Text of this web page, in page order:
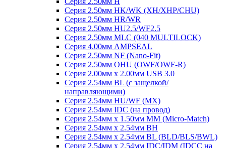
Серия 2.50мм HK/WK (XH/XHP/CHU)
Серия 2.50мм HR/WR
Серия 2.50мм HU2.5/WF2.5
Серия 2.50мм MLC (040 MULTILOCK)
Серия 4.00мм AMPSEAL
Серия 2.50мм NF (Nano-Fit)
Серия 2.50мм OHU (OWF/OWF-R)
Серия 2.00мм x 2.00мм USB 3.0
Серия 2.54мм BL (с защелкой/
направляющими)
Серия 2.54мм HU/WF (MX)
Серия 2.54мм IDC (на провод)
Серия 2.54мм х 1.50мм MM (Micro-Match)
Серия 2.54мм х 2.54мм BH
Серия 2.54мм х 2.54мм BL (BLD/BLS/BWL)
Серия 2.54мм х 2.54мм IDC/IDM (IDCC на